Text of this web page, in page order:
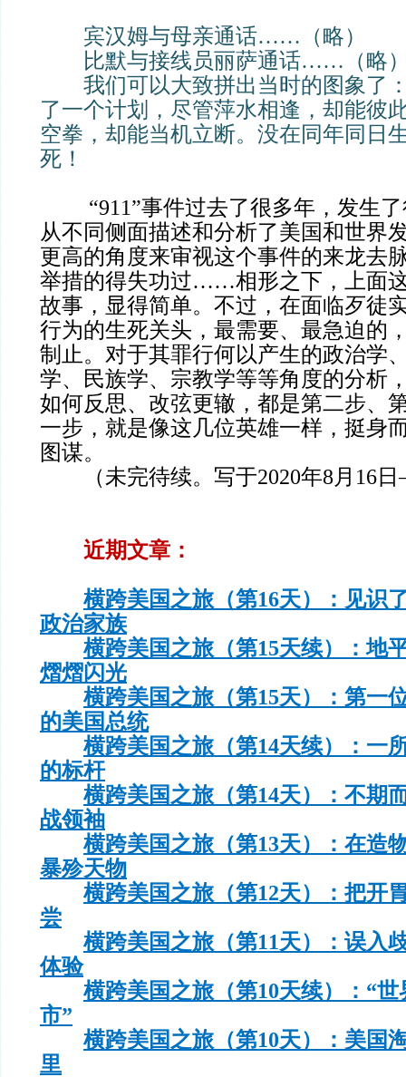
宾汉姆与母亲通话……（略）
比默与接线员丽萨通话……（略
我们可以大致拼出当时的图象了
了一个计划，尽管萍水相逢，却能彼
空拳，却能当机立断。没在同年同日
死！
“911”事件过去了很多年，发生了
从不同侧面描述和分析了美国和世界
更高的角度来审视这个事件的来龙去
举措的得失功过……相形之下，上面
故事，显得简单。不过，在面临歹徒
行为的生死关头，最需要、最急迫的
制止。对于其罪行何以产生的政治学
学、民族学、宗教学等等角度的分析
如何反思、改弦更辙，都是第二步、
一步，就是像这几位英雄一样，挺身
图谋。
（未完待续。写于2020年8月16日
近期文章：
横跨美国之旅（第16天）：见识
政治家族
横跨美国之旅（第15天续）：地
熠熠闪光
横跨美国之旅（第15天）：第一
的美国总统
横跨美国之旅（第14天续）：一
的标杆
横跨美国之旅（第14天）：不期
战领袖
横跨美国之旅（第13天）：在造
暴殄天物
横跨美国之旅（第12天）：把开
尝
横跨美国之旅（第11天）：误入
体验
横跨美国之旅（第10天续）：“
市”
横跨美国之旅（第10天）：美国
里